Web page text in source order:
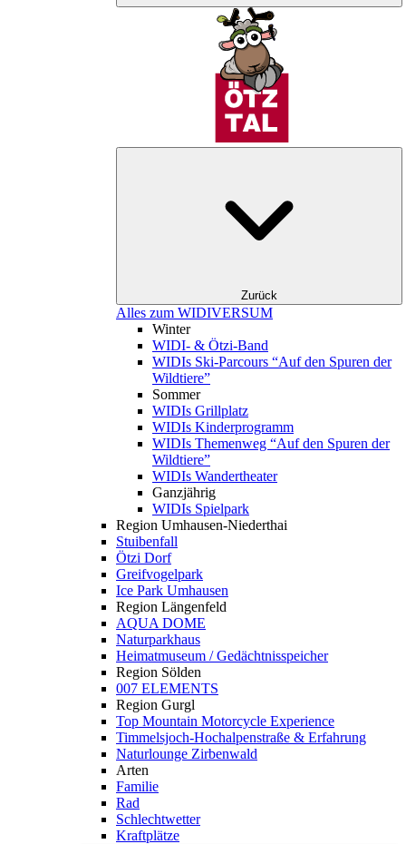
Zurück
Alles zum WIDIVERSUM
Winter
WIDI- & Ötzi-Band
WIDIs Ski-Parcours “Auf den Spuren der
Wildtiere”
Sommer
WIDIs Grillplatz
WIDIs Kinderprogramm
WIDIs Themenweg “Auf den Spuren der
Wildtiere”
WIDIs Wandertheater
Ganzjährig
WIDIs Spielpark
Region Umhausen-Niederthai
Stuibenfall
Ötzi Dorf
Greifvogelpark
Ice Park Umhausen
Region Längenfeld
AQUA DOME
Naturparkhaus
Heimatmuseum / Gedächtnisspeicher
Region Sölden
007 ELEMENTS
Region Gurgl
Top Mountain Motorcycle Experience
Timmelsjoch-Hochalpenstraße & Erfahrung
Naturlounge Zirbenwald
Arten
Familie
Rad
Schlechtwetter
Kraftplätze